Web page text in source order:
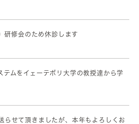
修会のため休診します
テムをイェーテボリ大学の教授達から学
らせて頂きましたが、本年もよろしくお